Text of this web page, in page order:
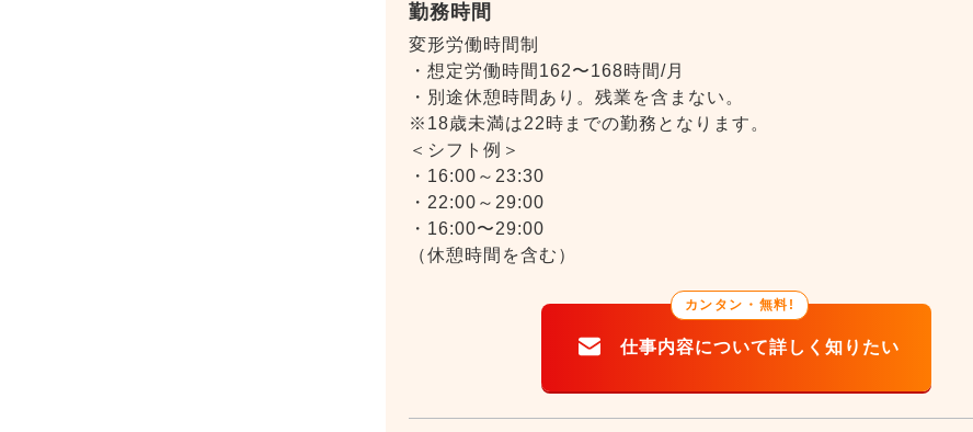
勤務時間
変形労働時間制
・想定労働時間162〜168時間/月
・別途休憩時間あり。残業を含まない。
※18歳未満は22時までの勤務となります。
＜シフト例＞
・16:00～23:30
・22:00～29:00
・16:00〜29:00
（休憩時間を含む）
カンタン・無料!